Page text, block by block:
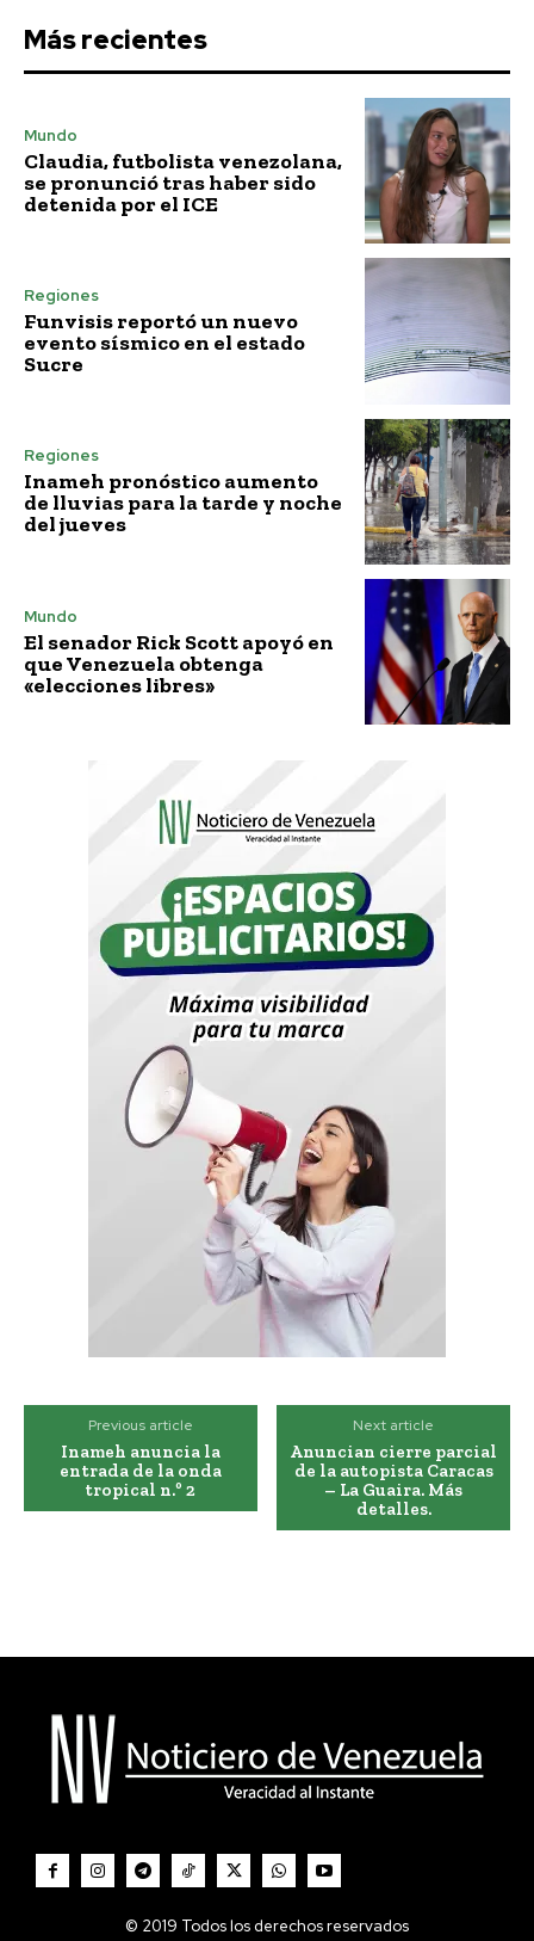
Más recientes
Mundo
Claudia, futbolista venezolana,
se pronunció tras haber sido
detenida por el ICE
Regiones
Funvisis reportó un nuevo
evento sísmico en el estado
Sucre
Regiones
Inameh pronóstico aumento
de lluvias para la tarde y noche
del jueves
Mundo
El senador Rick Scott apoyó en
que Venezuela obtenga
«elecciones libres»
Previous article
Inameh anuncia la
entrada de la onda
tropical n.º 2
Next article
Anuncian cierre parcial
de la autopista Caracas
– La Guaira. Más
detalles.
© 2019 Todos los derechos reservados